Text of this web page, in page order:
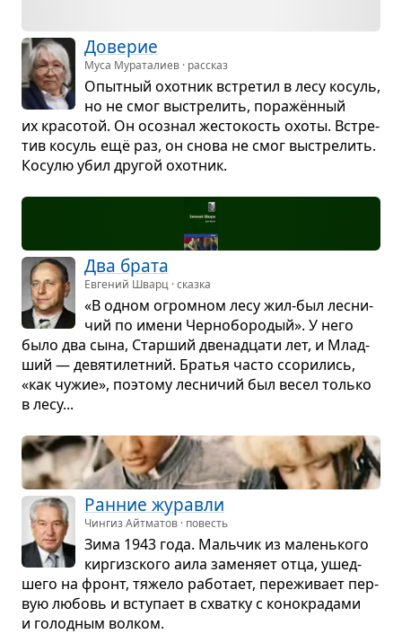
Дове­рие
Муса Мураталиев · рассказ
Опыт­ный охот­ник встре­тил в лесу косуль,
но не смог выстре­лить, поражён­ный
их кра­со­той. Он осо­знал жесто­кость охоты. Встре­
тив косуль ещё раз, он снова не смог выстре­лить.
Косулю убил дру­гой охот­ник.
Два брата
Евгений Шварц · сказка
«В одном огром­ном лесу жил-был лес­ни­
чий по имени Чер­но­бо­ро­дый». У него
было два сына, Стар­ший две­на­дцати лет, и Млад­
ший — девя­ти­лет­ний. Бра­тья часто ссо­ри­лись,
«как чужие», поэтому лес­ни­чий был весел только
в лесу...
Ран­ние журавли
Чингиз Айтматов · повесть
Зима 1943 года. Маль­чик из малень­кого
кир­гиз­ского аила заме­няет отца, ушед­
шего на фронт, тяжело рабо­тает, пере­жи­вает пер­
вую любовь и всту­пает в схватку с коно­кра­дами
и голод­ным вол­ком.